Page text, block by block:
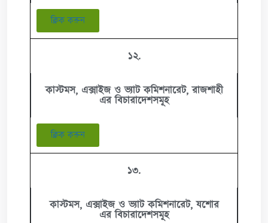
ক্লিক করুন
১২.
কাস্টমস, এক্সাইজ ও ভ্যাট কমিশনারেট, রাজশাহী
এর বিচারাদেশসমূহ
ক্লিক করুন
১৩.
কাস্টমস, এক্সাইজ ও ভ্যাট কমিশনারেট, যশোর
এর বিচারাদেশসমূহ